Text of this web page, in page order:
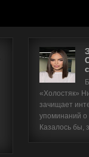
«Холостяк»
зачищает
упоминаний
Казалось бы,
Имя